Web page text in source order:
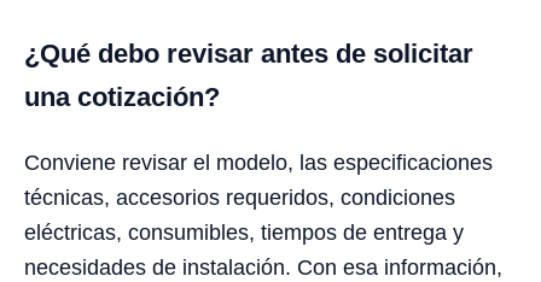
¿Qué debo revisar antes de solicitar
una cotización?
Conviene revisar el modelo, las especificaciones
técnicas, accesorios requeridos, condiciones
eléctricas, consumibles, tiempos de entrega y
necesidades de instalación. Con esa información,